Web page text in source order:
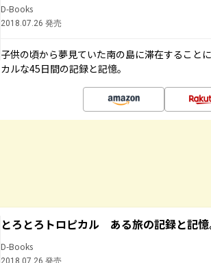
D-Books
2018.07.26 発売
子供の頃から夢見ていた南の島に滞在すること
カルな45日間の記録と記憶。
とろとろトロピカル ある旅の記録と記
D-Books
2018.07.26 発売